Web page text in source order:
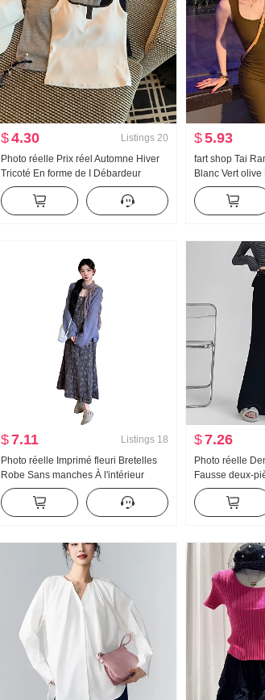
$4.30 Listings 20
Photo réelle Prix réel Automne Hiver
Tricoté En forme de I Débardeur
Bicolore Base Bretelles
$5.93
fart shop Tai
Blanc Vert
Bande Robe
Robe longue
$7.11 Listings 18
Photo réelle Imprimé fleuri Bretelles
Robe Sans manches À l'intérieur
Match Robe mi-longue Détente Vent
Manteau Pull 2 Set
$7.26
Photo réelle
Fausse deux-
évasé 2025
haute Style pin-
Pantalon